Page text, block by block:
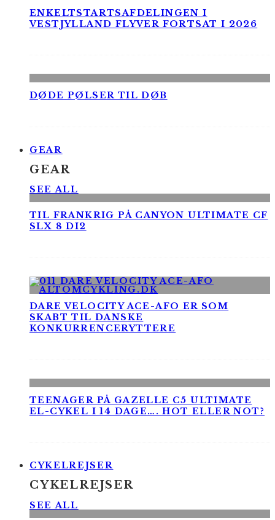
ENKELTSTARTSAFDELINGEN I
VESTJYLLAND FLYVER FORTSAT I 2026
DØDE PØLSER TIL DØB
GEAR
GEAR
SEE ALL
TIL FRANKRIG PÅ CANYON ULTIMATE CF
SLX 8 DI2
DARE VELOCITY ACE-AFO ER SOM
SKABT TIL DANSKE
KONKURRENCERYTTERE
TEENAGER PÅ GAZELLE C5 ULTIMATE
EL-CYKEL I 14 DAGE…. HOT ELLER NOT?
CYKELREJSER
CYKELREJSER
SEE ALL